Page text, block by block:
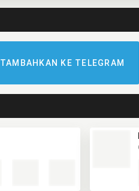
TAMBAHKAN KE TELEGRAM